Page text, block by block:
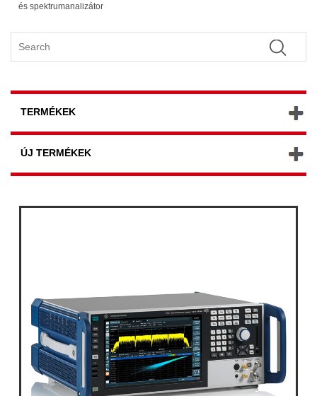
és spektrumanalizátor
TERMÉKEK
ÚJ TERMÉKEK